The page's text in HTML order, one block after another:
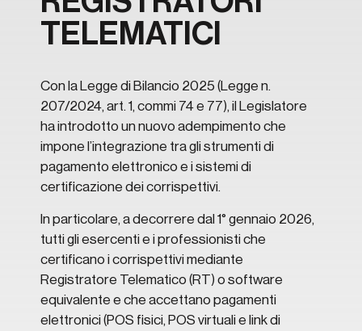
TELEMATICI
Con la Legge di Bilancio 2025 (Legge n.
207/2024, art. 1, commi 74 e 77), il Legislatore
ha introdotto un nuovo adempimento che
impone l’integrazione tra gli strumenti di
pagamento elettronico e i sistemi di
certificazione dei corrispettivi.
In particolare, a decorrere dal 1° gennaio 2026,
tutti gli esercenti e i professionisti che
certificano i corrispettivi mediante
Registratore Telematico (RT) o software
equivalente e che accettano pagamenti
elettronici (POS fisici, POS virtuali e link di